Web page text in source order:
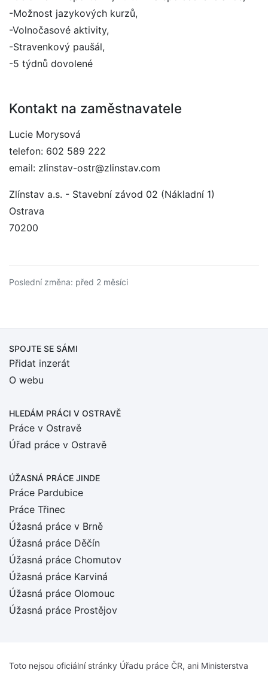
-Možnost jazykových kurzů,
-Volnočasové aktivity,
-Stravenkový paušál,
-5 týdnů dovolené
Kontakt na zaměstnavatele
Lucie Morysová
telefon: 602 589 222
email: zlinstav-ostr@zlinstav.com
Zlínstav a.s. - Stavební závod 02 (Nákladní 1)
Ostrava
70200
Poslední změna: před 2 měsíci
SPOJTE SE SÁMI
Přidat inzerát
O webu
HLEDÁM PRÁCI V OSTRAVĚ
Práce v Ostravě
Úřad práce v Ostravě
ÚŽASNÁ PRÁCE JINDE
Práce Pardubice
Práce Třinec
Úžasná práce v Brně
Úžasná práce Děčín
Úžasná práce Chomutov
Úžasná práce Karviná
Úžasná práce Olomouc
Úžasná práce Prostějov
Toto nejsou oficiální stránky Úřadu práce ČR, ani Ministerstva